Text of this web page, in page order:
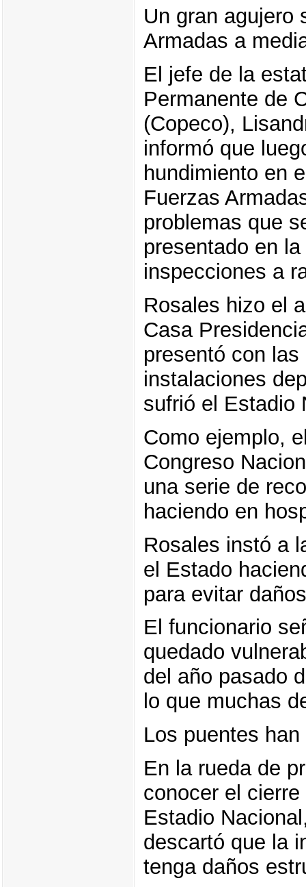
Un gran agujero
Armadas a
El jefe de la
Permanente de
(Copeco),
informó que
hundimiento en
Fuerzas
problemas que
presentado en
inspecciones a
Rosales hizo el
Casa
presentó con
instalaciones
sufrió el Estadio
Como ejemplo,
Congreso
una serie de
haciendo en
Rosales instó a
el Estado
para evitar
El funcionario
quedado
del año pasado
lo que muchas
Los puentes
En la rueda de
conocer el
Estadio
descartó que la
tenga daños